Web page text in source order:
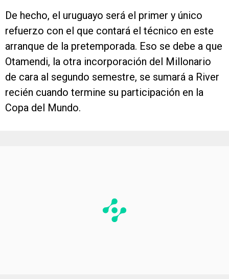
De hecho, el uruguayo será el primer y único
refuerzo con el que contará el técnico en este
arranque de la pretemporada. Eso se debe a que
Otamendi, la otra incorporación del Millonario
de cara al segundo semestre, se sumará a River
recién cuando termine su participación en la
Copa del Mundo.